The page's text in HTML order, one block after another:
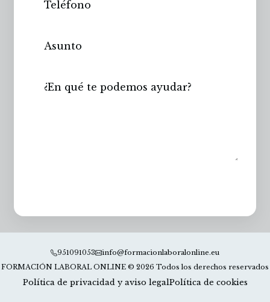
951091053
info@formacionlaboralonline.eu
FORMACIÓN LABORAL ONLINE © 2026 Todos los derechos reservados
Política de privacidad y aviso legalPolítica de cookies